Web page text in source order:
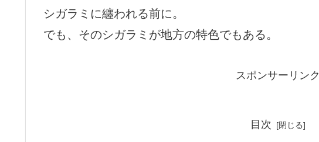
シガラミに纏われる前に。
でも、そのシガラミが地方の特色でもある。
スポンサーリンク
目次